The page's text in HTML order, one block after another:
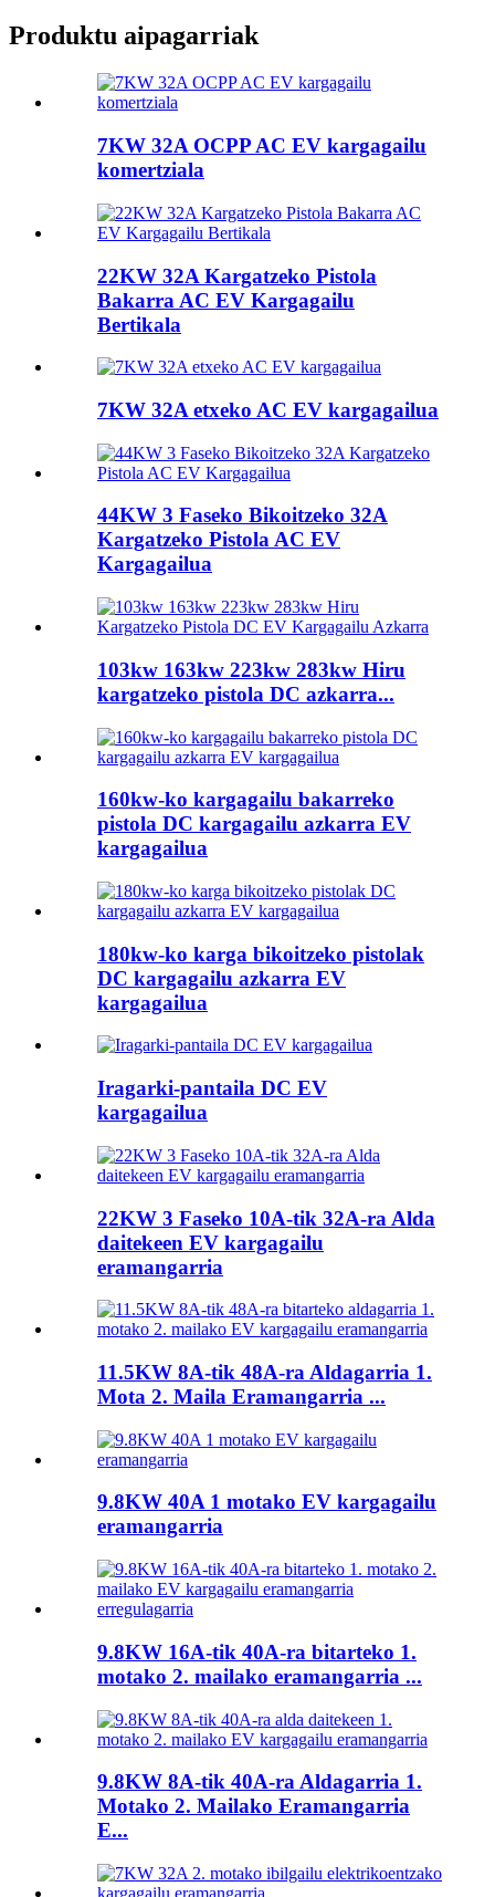
Produktu aipagarriak
7KW 32A OCPP AC EV kargagailu
komertziala
22KW 32A Kargatzeko Pistola
Bakarra AC EV Kargagailu
Bertikala
7KW 32A etxeko AC EV kargagailua
44KW 3 Faseko Bikoitzeko 32A
Kargatzeko Pistola AC EV
Kargagailua
103kw 163kw 223kw 283kw Hiru
kargatzeko pistola DC azkarra...
160kw-ko kargagailu bakarreko
pistola DC kargagailu azkarra EV
kargagailua
180kw-ko karga bikoitzeko pistolak
DC kargagailu azkarra EV
kargagailua
Iragarki-pantaila DC EV
kargagailua
22KW 3 Faseko 10A-tik 32A-ra Alda
daitekeen EV kargagailu
eramangarria
11.5KW 8A-tik 48A-ra Aldagarria 1.
Mota 2. Maila Eramangarria ...
9.8KW 40A 1 motako EV kargagailu
eramangarria
9.8KW 16A-tik 40A-ra bitarteko 1.
motako 2. mailako eramangarria ...
9.8KW 8A-tik 40A-ra Aldagarria 1.
Motako 2. Mailako Eramangarria
E...